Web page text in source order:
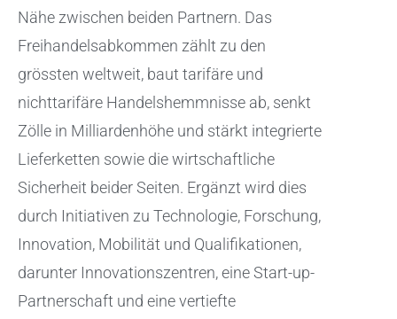
Nähe zwischen beiden Partnern. Das
Freihandelsabkommen zählt zu den
grössten weltweit, baut tarifäre und
nichttarifäre Handelshemmnisse ab, senkt
Zölle in Milliardenhöhe und stärkt integrierte
Lieferketten sowie die wirtschaftliche
Sicherheit beider Seiten. Ergänzt wird dies
durch Initiativen zu Technologie, Forschung,
Innovation, Mobilität und Qualifikationen,
darunter Innovationszentren, eine Start-up-
Partnerschaft und eine vertiefte